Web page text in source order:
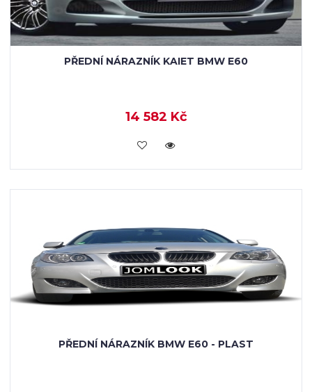
PŘEDNÍ NÁRAZNÍK KAIET BMW E60
14 582 Kč
KOUPIT
PŘEDNÍ NÁRAZNÍK BMW E60 - PLAST